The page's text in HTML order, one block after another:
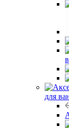
для